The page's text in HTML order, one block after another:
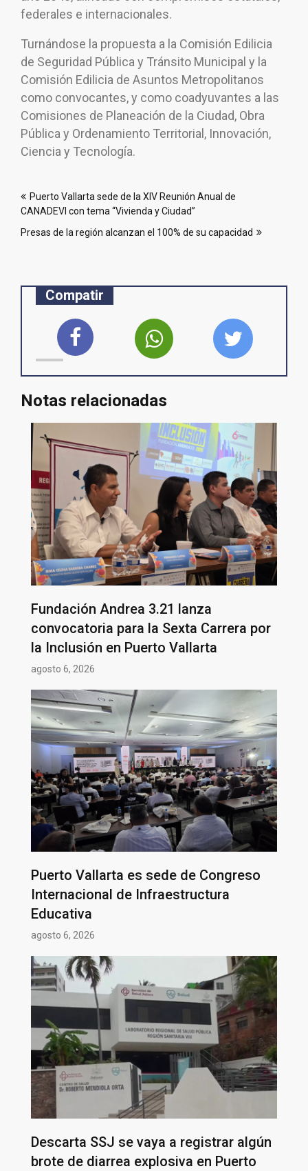
federales e internacionales.
Turnándose la propuesta a la Comisión Edilicia
de Seguridad Pública y Tránsito Municipal y la
Comisión Edilicia de Asuntos Metropolitanos
como convocantes, y como coadyuvantes a las
Comisiones de Planeación de la Ciudad, Obra
Pública y Ordenamiento Territorial, Innovación,
Ciencia y Tecnología.
de
entradas
Puerto Vallarta sede de la XIV Reunión Anual de
CANADEVI con tema “Vivienda y Ciudad”
Presas de la región alcanzan el 100% de su capacidad
Compatir
Notas relacionadas
Fundación Andrea 3.21 lanza
convocatoria para la Sexta Carrera por
la Inclusión en Puerto Vallarta
agosto 6, 2026
Puerto Vallarta es sede de Congreso
Internacional de Infraestructura
Educativa
agosto 6, 2026
Descarta SSJ se vaya a registrar algún
brote de diarrea explosiva en Puerto